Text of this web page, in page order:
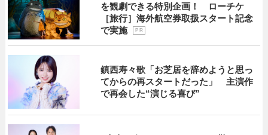
を観劇できる特別企画！ ローチケ
［旅行］海外航空券取扱スタート記念
で実施
P R
鎮西寿々歌「お芝居を辞めようと思っ
てからの再スタートだった」 主演作
で再会した“演じる喜び”